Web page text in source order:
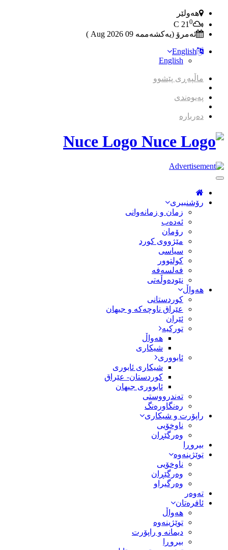
هەولێر
21 0
ئەمرۆ (یەکشەممە 09 2026 Aug )
English
English
ماڵپەڕی پێشوو
پەیوەندی
دەربارە
Nuce Logo
Toggle
Navigation
رۆشنبیری
زمان و زمانه‌وانی
ئەدەب
رۆمان
مێژووى کورد
سیاسى
کولتوور
فەلسەفە
نێودەوڵەتی
هەواڵ
کوردستانی
عێراق ناوچەکە و جیهان
ئێران
تورکیە
هەواڵ
شیکاری
ئابووری
شیکاری ئابوری
کوردستان- عێراق
ئابووری جیهان
تەندرووستی
رەنگاورەنگ
راپۆرت و شیکاری
ناوخۆیی
وەرگێڕان
بیروڕا
توێژینەوە
ناوخۆیی
وەرگێڕان
وەرگیراو
تەوەر
ئافرەتان
هەواڵ
توێژینەوە
دیمانە و راپۆرت
بیروڕا